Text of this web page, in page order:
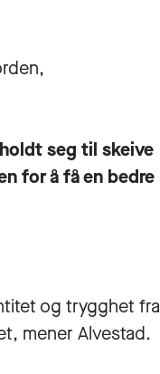
seg til skeive
for å få en bedre
og trygghet fra
mener Alvestad.